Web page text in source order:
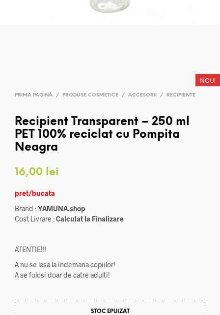
NOU!
PRIMA PAGINĂ / PRODUSE COSMETICE / ACCESORII / RECIPIENTE
Recipient Transparent – 250 ml
PET 100% reciclat cu Pompita
Neagra
16,00 lei
pret/bucata
Brand :YAMUNA.shop
Cost Livrare :Calculat la Finalizare
ATENTIE!!!
A nu se lasa la indemana copiilor!
A se folosi doar de catre adulti!
STOC EPUIZAT